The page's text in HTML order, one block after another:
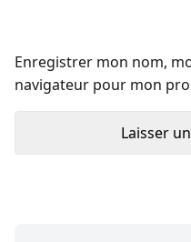
Enregistrer mon nom,
navigateur pour mon